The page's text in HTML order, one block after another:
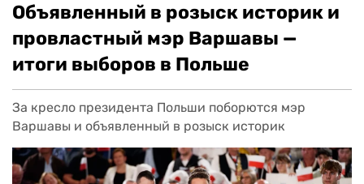
Объявленный в розыск историк и
провластный мэр Варшавы —
итоги выборов в Польше
За кресло президента Польши поборются мэр
Варшавы и объявленный в розыск историк